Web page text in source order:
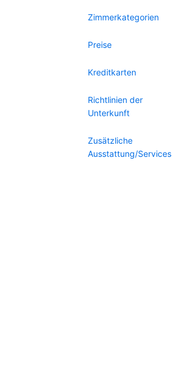
Zimmerkategorien
Preise
Kreditkarten
Richtlinien der
Unterkunft
Zusätzliche
Ausstattung/Services